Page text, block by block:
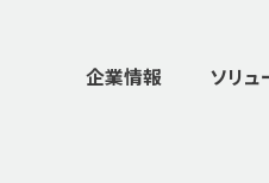
企業情報 ソリュ